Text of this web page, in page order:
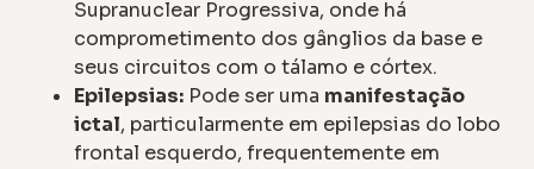
Supranuclear Progressiva, onde há
comprometimento dos gânglios da base e
seus circuitos com o tálamo e córtex.
Epilepsias: Pode ser uma manifestação
ictal, particularmente em epilepsias do lobo
frontal esquerdo, frequentemente em